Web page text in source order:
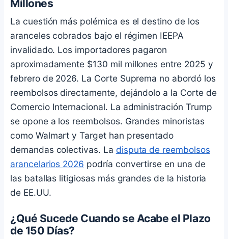
Millones
La cuestión más polémica es el destino de los
aranceles cobrados bajo el régimen IEEPA
invalidado. Los importadores pagaron
aproximadamente $130 mil millones entre 2025 y
febrero de 2026. La Corte Suprema no abordó los
reembolsos directamente, dejándolo a la Corte de
Comercio Internacional. La administración Trump
se opone a los reembolsos. Grandes minoristas
como Walmart y Target han presentado
demandas colectivas. La disputa de reembolsos
arancelarios 2026 podría convertirse en una de
las batallas litigiosas más grandes de la historia
de EE.UU.
¿Qué Sucede Cuando se Acabe el Plazo
de 150 Días?